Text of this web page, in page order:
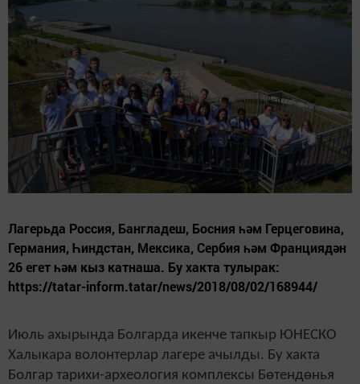
Лагерьда Россия, Бангладеш, Босния һәм Герцеговина,
Германия, Һиндстан, Мексика, Сербия һәм Франциядән
26 егет һәм кыз катнаша. Бу хакта тулырак:
https://tatar-inform.tatar/news/2018/08/02/168944/
Июль ахырында Болгарда икенче тапкыр ЮНЕСКО
Халыкара волонтерлар лагере ачылды. Бу хакта
Болгар тарихи-археология комплексы Бөтендөнья